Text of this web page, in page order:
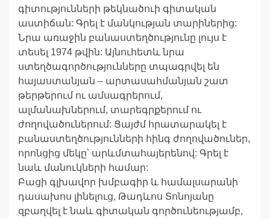
գիտությունների թեկնածուի գիտական
աստիճան: Գրել է մանկության տարիներից:
Նրա առաջին բանաստեղծությունը լույս է
տեսել 1974 թվին: Այնուհետև նրա
ստեղծագործությունները տպագրվել են
հայաստանյան – արտասահմանյան շատ
թերթերում ու ամսագրերում,
ալմանախներում, տարեգրքերում ու
ժողովածուներում: Ցայժմ հրատարակել է
բանաստեղծությունների հինգ ժողովածուներ,
որոնցից մեկը՝ արևմտահայերենով: Գրել է
նաև մանուկների համար:
Բացի գլխավոր խմբագիր և համալսարանի
դասախոս լինելուց, Թադևոս Տոնոյանը
զբաղվել է նաև գիտական գործունեությամբ,